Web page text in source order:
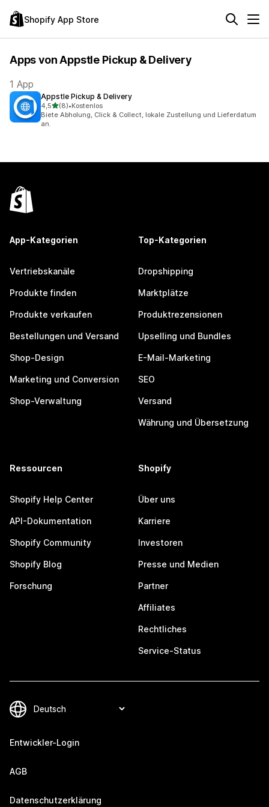
Shopify App Store
Apps von Appstle Pickup & Delivery
1 App
Appstle Pickup & Delivery
4,5von 5 Sternen
(8)
8 Rezensionen insgesamt
•Kostenlos
Biete Abholung, Click & Collect, lokale Zustellung und Lieferdatum
an.
App-Kategorien
Vertriebskanäle
Produkte finden
Produkte verkaufen
Bestellungen und Versand
Shop-Design
Marketing und Conversion
Shop-Verwaltung
Top-Kategorien
Dropshipping
Marktplätze
Produktrezensionen
Upselling und Bundles
E-Mail-Marketing
SEO
Versand
Währung und Übersetzung
Ressourcen
Shopify Help Center
API-Dokumentation
Shopify Community
Shopify Blog
Forschung
Shopify
Über uns
Karriere
Investoren
Presse und Medien
Partner
Affiliates
Rechtliches
Service-Status
Entwickler-Login
AGB
Datenschutzerklärung